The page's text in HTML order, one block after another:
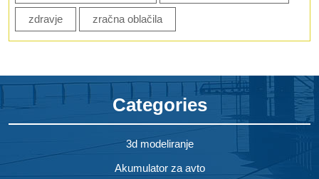
zdravje zračna oblačila
Categories
3d modeliranje
Akumulator za avto